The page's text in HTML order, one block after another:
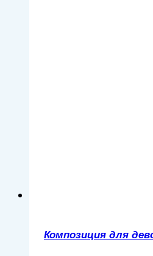
Композиция для